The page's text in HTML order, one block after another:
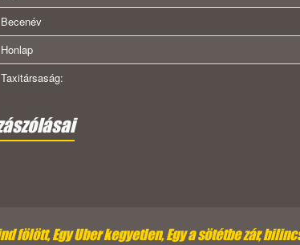
Becenév
Honlap
Taxitársaság:
fölött, Egy Uber kegyetlen, Egy a sötétbe zár,